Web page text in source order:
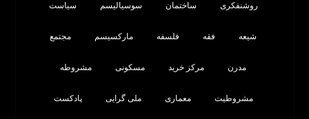
روشنفکری ساختمان سوسیالیسم سیاست
شیعه فقه فلسفه مارکسیسم مجتمع
مدرن مرکز خرید مسکونی مشروطه
مشروطیت معماری ملی گرایی پادکست